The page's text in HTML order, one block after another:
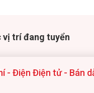
vị trí đang tuyển
- Điện Điện tử - Bán